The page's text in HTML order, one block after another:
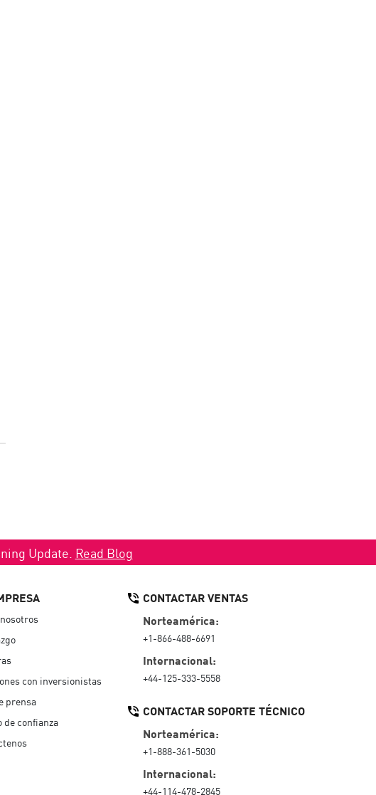
Update. Read Blog
con inversionistas
prensa
de confianza
CONTACTAR VENTAS
Norteamérica:
+1-866-488-6691
Internacional:
+44-125-333-5558
CONTACTAR SOPORTE TÉCNICO
Norteamérica:
+1-888-361-5030
Internacional:
+44-114-478-2845